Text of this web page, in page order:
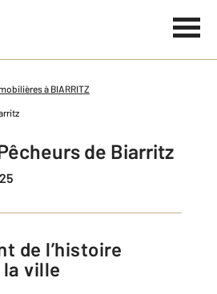
à BIARRITZ
de Biarritz
ville